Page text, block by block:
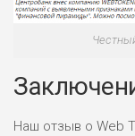
Наш отзыв о Web